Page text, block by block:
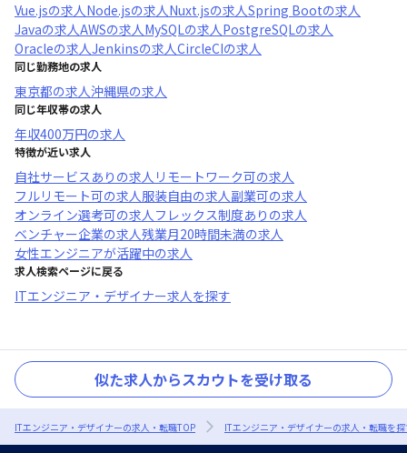
Vue.jsの求人Node.jsの求人Nuxt.jsの求人Spring Bootの求人
Javaの求人AWSの求人MySQLの求人PostgreSQLの求人
Oracleの求人Jenkinsの求人CircleCIの求人
同じ勤務地の求人
東京都の求人沖縄県の求人
同じ年収帯の求人
年収400万円の求人
特徴が近い求人
自社サービスあり の求人 リモートワーク可の求人
フルリモート可の求人服装自由の求人副業可の求人
オンライン選考可の求人フレックス制度あり の求人
ベンチャー企業の求人残業月20時間未満の求人
女性エンジニアが活躍中の求人
求人検索ページに戻る
ITエンジニア・デザイナー求人を探す
似た求人からスカウトを受け取る
ITエンジニア・デザイナーの求人・転職TOP ITエンジニア・デザイナーの求人・転職を